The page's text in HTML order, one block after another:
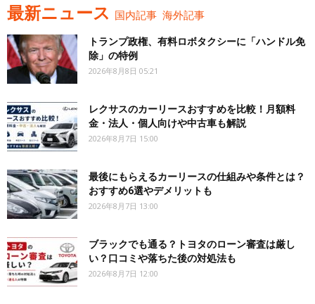
最新ニュース 国内記事 海外記事
トランプ政権、有料ロボタクシーに「ハンドル免
除」の特例
2026年8月8日 05:21
レクサスのカーリースおすすめを比較！月額料
金・法人・個人向けや中古車も解説
2026年8月7日 15:00
最後にもらえるカーリースの仕組みや条件とは？
おすすめ6選やデメリットも
2026年8月7日 13:00
ブラックでも通る？トヨタのローン審査は厳し
い？口コミや落ちた後の対処法も
2026年8月7日 12:00